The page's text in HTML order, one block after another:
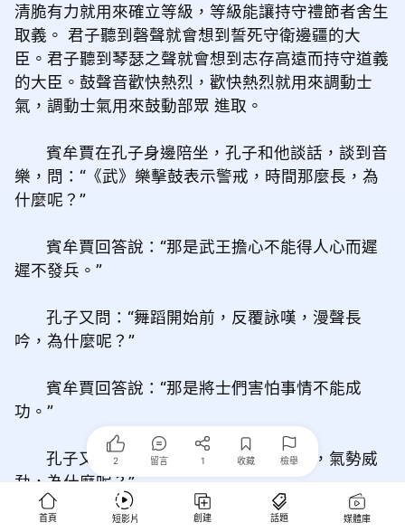
清脆有力就用來確立等級，等級能讓持守禮節者舍生
取義。 君子聽到磬聲就會想到誓死守衛邊疆的大
臣。君子聽到琴瑟之聲就會想到志存高遠而持守道義
的大臣。鼓聲音歡快熱烈，歡快熱烈就用來調動士
氣，調動士氣用來鼓動部眾 進取。
賓牟賈在孔子身邊陪坐，孔子和他談話，談到音
樂，問：“《武》樂擊鼓表示警戒，時間那麼長，為
什麼呢？”
賓牟賈回答說：“那是武王擔心不能得人心而遲
遲不發兵。”
孔子又問：“舞蹈開始前，反覆詠嘆，漫聲長
吟，為什麼呢？”
賓牟賈回答說：“那是將士們害怕事情不能成
功。”
孔子又問：“舞蹈開始時，就意氣風發，氣勢威
勐，為什麼呢？”
2 留言 1 收藏 檢舉
首頁 短影片 創建 話題 媒體庫